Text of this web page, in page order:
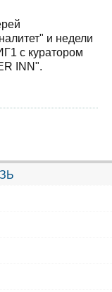
и недели
с куратором
INN".